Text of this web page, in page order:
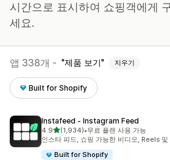
시간으로 표시하여 쇼핑객에게
세요.
앱 338개 - 제품 보기 지우기
Built for Shopify
Instafeed ‑ Instagram Feed
4.9별 5개 중
(1,934)
총 리뷰 1934개
•무료 플랜 사용 가능
인스타 피드, 쇼핑 가능한 비디오, Reels
Built for Shopify